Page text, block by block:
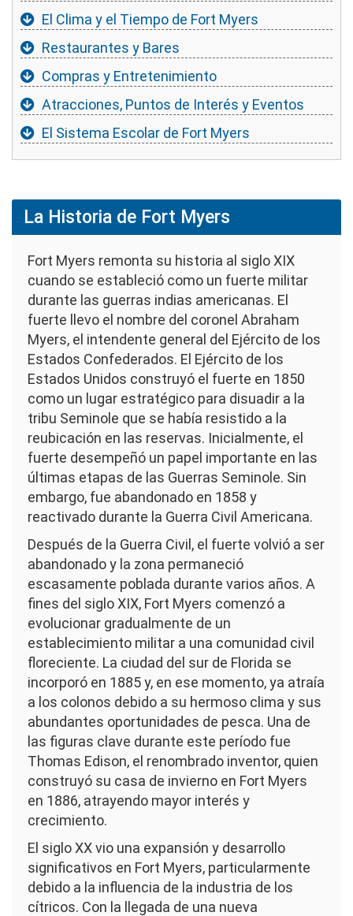
El Clima y el Tiempo de Fort Myers
Restaurantes y Bares
Compras y Entretenimiento
Atracciones, Puntos de Interés y Eventos
El Sistema Escolar de Fort Myers
La Historia de Fort Myers
Fort Myers remonta su historia al siglo XIX
cuando se estableció como un fuerte militar
durante las guerras indias americanas. El
fuerte llevo el nombre del coronel Abraham
Myers, el intendente general del Ejército de los
Estados Confederados. El Ejército de los
Estados Unidos construyó el fuerte en 1850
como un lugar estratégico para disuadir a la
tribu Seminole que se había resistido a la
reubicación en las reservas. Inicialmente, el
fuerte desempeñó un papel importante en las
últimas etapas de las Guerras Seminole. Sin
embargo, fue abandonado en 1858 y
reactivado durante la Guerra Civil Americana.
Después de la Guerra Civil, el fuerte volvió a ser
abandonado y la zona permaneció
escasamente poblada durante varios años. A
fines del siglo XIX, Fort Myers comenzó a
evolucionar gradualmente de un
establecimiento militar a una comunidad civil
floreciente. La ciudad del sur de Florida se
incorporó en 1885 y, en ese momento, ya atraía
a los colonos debido a su hermoso clima y sus
abundantes oportunidades de pesca. Una de
las figuras clave durante este período fue
Thomas Edison, el renombrado inventor, quien
construyó su casa de invierno en Fort Myers
en 1886, atrayendo mayor interés y
crecimiento.
El siglo XX vio una expansión y desarrollo
significativos en Fort Myers, particularmente
debido a la influencia de la industria de los
cítricos. Con la llegada de una nueva